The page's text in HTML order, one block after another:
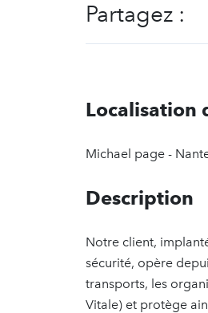
Partagez :
Localisation
Michael page -
Description
Notre client,
sécurité, opère
transports, les
Vitale) et protège